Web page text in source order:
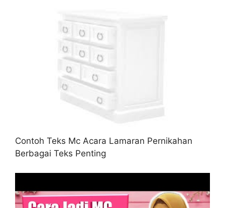
Contoh Teks Mc Acara Lamaran Pernikahan
Berbagai Teks Penting